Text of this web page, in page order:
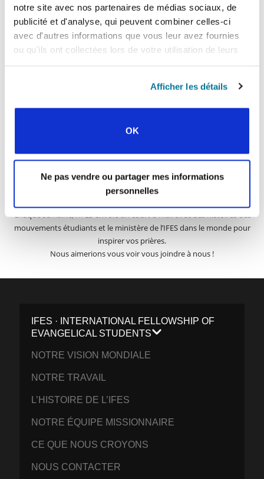
notre site avec nos partenaires de médias sociaux, de
publicité et d'analyse, qui peuvent combiner celles-ci
avec d'autres informations que vous leur avez fournies
ou qu'ils ont collectées lors de votre utilisation de leurs
Afficher les détails
OK
Ne pas vendre ou partager mes informations
personnelles
INSCRIVEZ-VOUS À PRAYERLINE
Prénom:
ENVOYER
Chaque semaine, l’IFES envoie un court e-mail avec des histoires des
mouvements étudiants et le ministère de l’IFES dans le monde pour
inspirer vos prières.
Nous aimerions vous voir vous joindre à nous !
IFES · INTERNATIONAL FELLOWSHIP OF
EVANGELICAL STUDENTS
NOTRE VISION MONDIALE
NOTRE TRAVAIL
L’HISTOIRE DE L’IFES
NOTRE ÉQUIPE MISSIONNAIRE
CE QUE NOUS CROYONS
NOUS CONTACTER